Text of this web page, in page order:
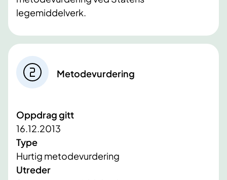
legemiddelverk.
Metodevurdering
Oppdrag gitt
16.12.2013
Type
Hurtig metodevurdering
Utreder